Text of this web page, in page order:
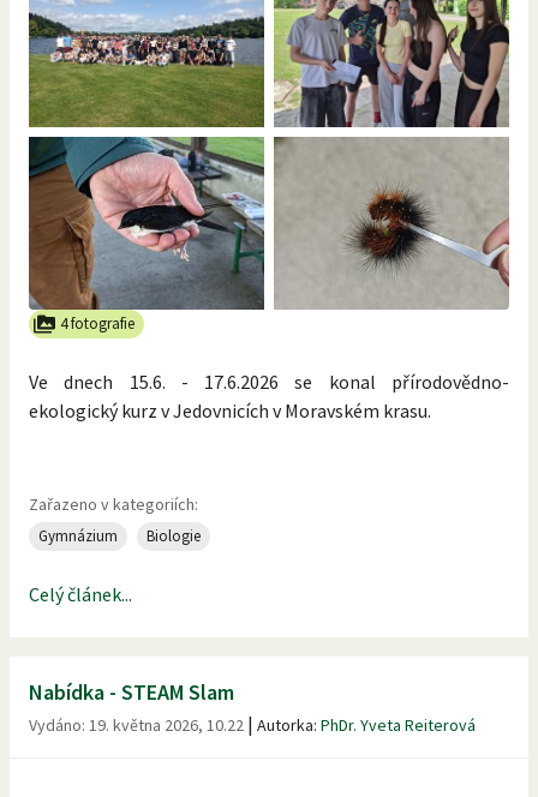
4 fotografie
Ve dnech 15.6. - 17.6.2026 se konal přírodovědno-
ekologický kurz v Jedovnicích v Moravském krasu.
Zařazeno v kategoriích:
Gymnázium Biologie
Celý článek...
Nabídka - STEAM Slam
Vydáno: 19. května 2026, 10.22 | Autorka: PhDr. Yveta Reiterová